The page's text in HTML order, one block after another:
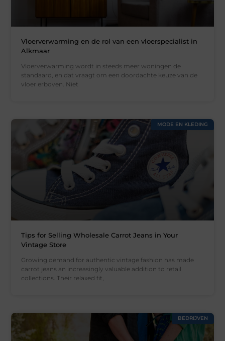
Vloerverwarming en de rol van een vloerspecialist in
Alkmaar
Vloerverwarming wordt in steeds meer woningen de
standaard, en dat vraagt om een doordachte keuze van de
vloer erboven. Niet
MODE EN KLEDING
Tips for Selling Wholesale Carrot Jeans in Your
Vintage Store
Growing demand for authentic vintage fashion has made
carrot jeans an increasingly valuable addition to retail
collections. Their relaxed fit,
BEDRIJVEN